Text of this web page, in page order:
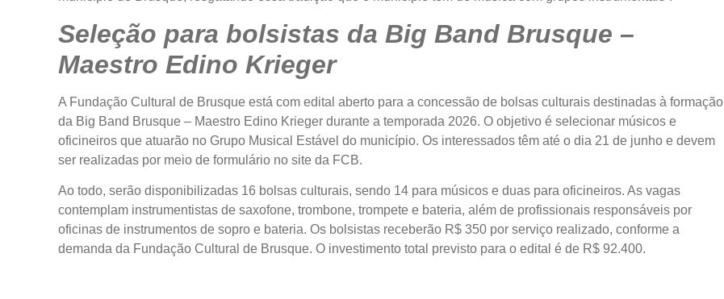
Seleção para bolsistas da Big Band Brusque –
Maestro Edino Krieger
A Fundação Cultural de Brusque está com edital aberto para a concessão de bolsas culturais destinadas à formação
da Big Band Brusque – Maestro Edino Krieger durante a temporada 2026. O objetivo é selecionar músicos e
oficineiros que atuarão no Grupo Musical Estável do município. Os interessados têm até o dia 21 de junho e devem
ser realizadas por meio de formulário no site da FCB.
Ao todo, serão disponibilizadas 16 bolsas culturais, sendo 14 para músicos e duas para oficineiros. As vagas
contemplam instrumentistas de saxofone, trombone, trompete e bateria, além de profissionais responsáveis por
oficinas de instrumentos de sopro e bateria. Os bolsistas receberão R$ 350 por serviço realizado, conforme a
demanda da Fundação Cultural de Brusque. O investimento total previsto para o edital é de R$ 92.400.